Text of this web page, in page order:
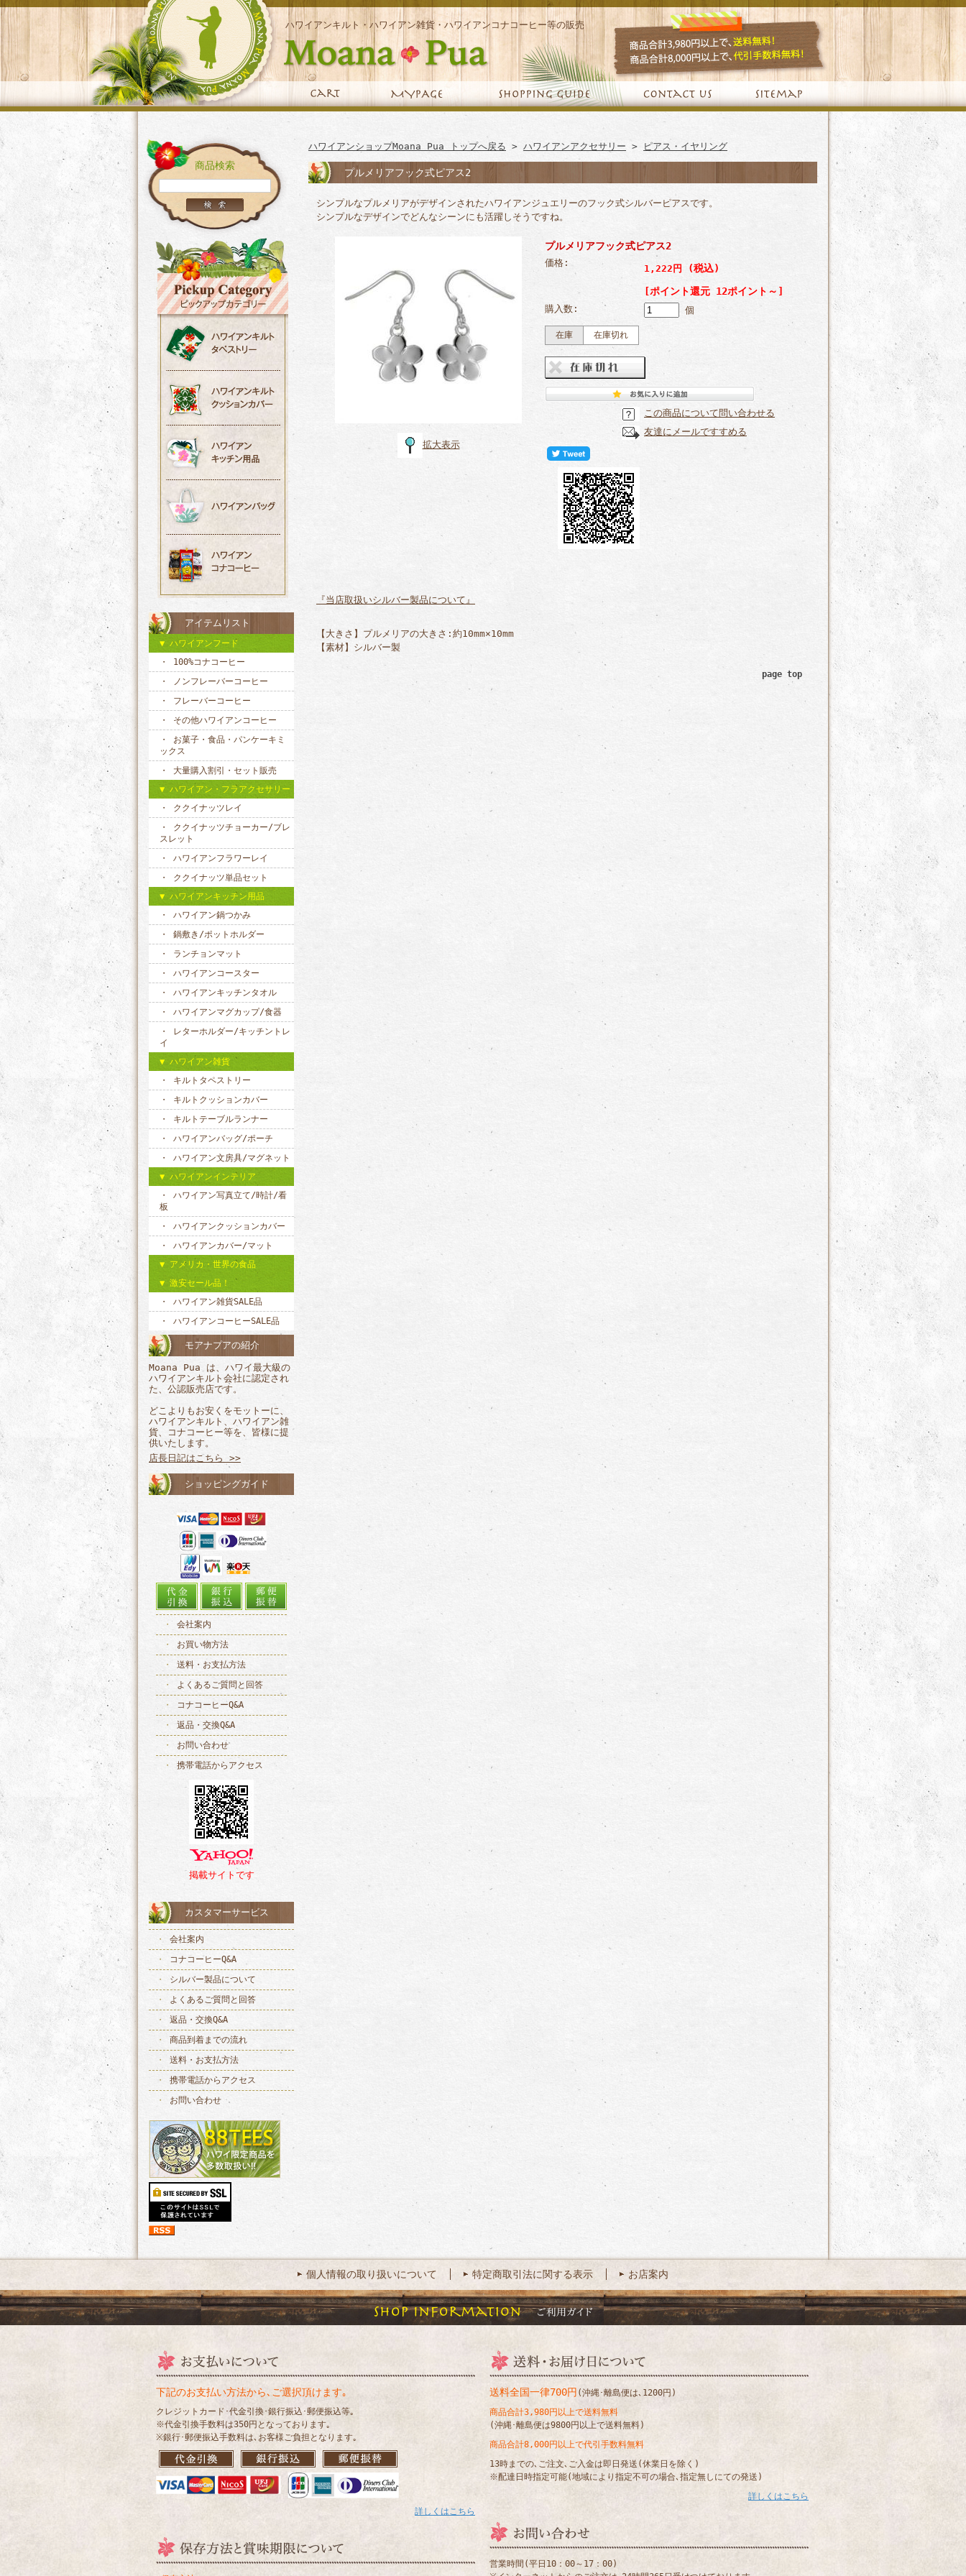
ハワイアンキルト・ハワイアン雑貨・ハワイアンコナコーヒー等の販売
商品検索
アイテムリスト
ハワイアンフード
100%コナコーヒー
ノンフレーバーコーヒー
フレーバーコーヒー
その他ハワイアンコーヒー
お菓子・食品・パンケーキミ
ックス
大量購入割引・セット販売
ハワイアン・フラアクセサリー
ククイナッツレイ
ククイナッツチョーカー/ブレ
スレット
ハワイアンフラワーレイ
ククイナッツ単品セット
ハワイアンキッチン用品
ハワイアン鍋つかみ
鍋敷き/ポットホルダー
ランチョンマット
ハワイアンコースター
ハワイアンキッチンタオル
ハワイアンマグカップ/食器
レターホルダー/キッチントレ
イ
ハワイアン雑貨
キルトタペストリー
キルトクッションカバー
キルトテーブルランナー
ハワイアンバッグ/ポーチ
ハワイアン文房具/マグネット
ハワイアンインテリア
ハワイアン写真立て/時計/看
板
ハワイアンクッションカバー
ハワイアンカバー/マット
アメリカ・世界の食品
激安セール品！
ハワイアン雑貨SALE品
ハワイアンコーヒーSALE品
モアナプアの紹介
Moana Pua は、ハワイ最大級の
ハワイアンキルト会社に認定され
た、公認販売店です。
どこよりもお安くをモットーに、
ハワイアンキルト、ハワイアン雑
貨、コナコーヒー等を、皆様に提
供いたします。
店長日記はこちら >>
ショッピングガイド
会社案内
お買い物方法
送料・お支払方法
よくあるご質問と回答
コナコーヒーQ&A
返品・交換Q&A
お問い合わせ
携帯電話からアクセス
掲載サイトです
カスタマーサービス
会社案内
コナコーヒーQ&A
シルバー製品について
よくあるご質問と回答
返品・交換Q&A
商品到着までの流れ
送料・お支払方法
携帯電話からアクセス
お問い合わせ
ハワイアンショップMoana Pua トップへ戻る > ハワイアンアクセサリー > ピアス・イヤリング
プルメリアフック式ピアス2
シンプルなプルメリアがデザインされたハワイアンジュエリーのフック式シルバーピアスです。
シンプルなデザインでどんなシーンにも活躍しそうですね。
拡大表示
プルメリアフック式ピアス2
価格:
1,222円
(税込)
[ポイント還元 12ポイント～]
購入数: 個
在庫 在庫切れ
この商品について問い合わせる
友達にメールですすめる
『当店取扱いシルバー製品について』
【大きさ】プルメリアの大きさ:約10mm×10mm
【素材】シルバー製
page top
個人情報の取り扱いについて 特定商取引法に関する表示 お店案内
下記のお支払い方法から､ご選択頂けます｡
クレジットカード･代金引換･銀行振込･郵便振込等｡
※代金引換手数料は350円となっております｡
※銀行･郵便振込手数料は､お客様ご負担となります｡
詳しくはこちら
送料全国一律700円 (沖縄･離島便は､1200円)
商品合計3,980円以上で送料無料
(沖縄･離島便は9800円以上で送料無料)
商品合計8,000円以上で代引手数料無料
13時までの､ご注文､ご入金は即日発送(休業日を除く)
※配達日時指定可能(地域により指定不可の場合､指定無しにての発送)
詳しくはこちら
営業時間(平日10：00～17：00)